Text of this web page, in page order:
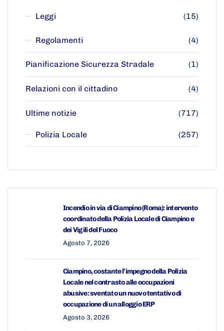
Leggi (15)
Regolamenti (4)
Pianificazione Sicurezza Stradale (1)
Relazioni con il cittadino (4)
Ultime notizie (717)
Polizia Locale (257)
Incendio in via di Ciampino (Roma): intervento
coordinato della Polizia Locale di Ciampino e
dei Vigili del Fuoco
Agosto 7, 2026
Ciampino, costante l’impegno della Polizia
Locale nel contrasto alle occupazioni
abusive: sventato un nuovo tentativo di
occupazione di un alloggio ERP
Agosto 3, 2026